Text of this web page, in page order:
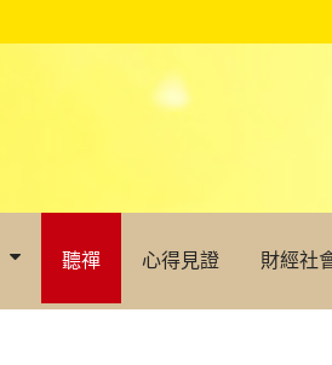
聽禪 心得見證 財經社